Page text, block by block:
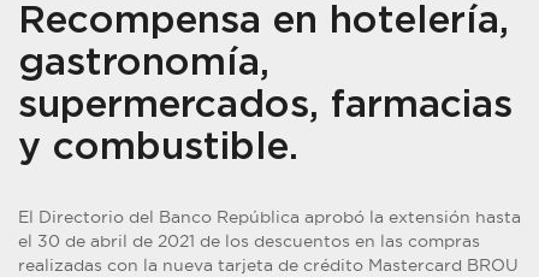
Recompensa en hotelería,
gastronomía,
supermercados, farmacias
y combustible.
El Directorio del Banco República aprobó la extensión hasta
el 30 de abril de 2021 de los descuentos en las compras
realizadas con la nueva tarjeta de crédito Mastercard BROU